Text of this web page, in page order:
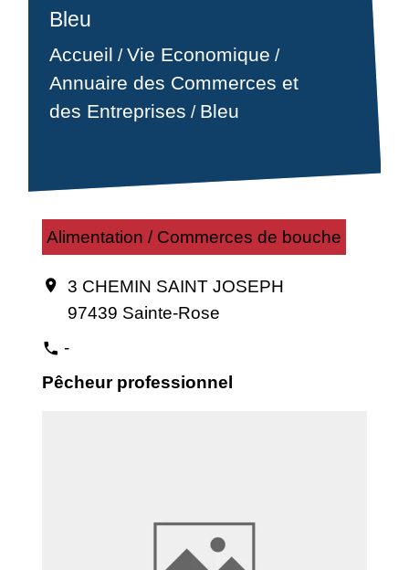
Bleu
Accueil /Vie Economique /
Annuaire des Commerces et
des Entreprises / Bleu
Alimentation / Commerces de bouche
location_on
3 CHEMIN SAINT JOSEPH
97439 Sainte-Rose
phone -
Pêcheur professionnel